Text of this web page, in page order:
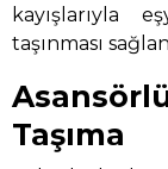
kayışlarıyla
taşınması
Taşıma